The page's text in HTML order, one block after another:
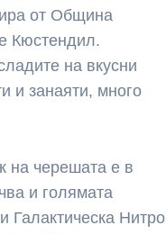
от Община
Кюстендил.
на вкусни
и занаяти, много
на черешата е в
и голямата
Галактическа Нитро